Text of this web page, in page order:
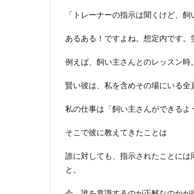
「トレーナーの指示は聞くけど、
あるある！ですよね。想定内です。
例えば、飼い主さんとのレッスン時。
賢い彼は、私を含めその場にいる全
私の仕事は「飼い主さんができるよ
そこで彼に教えてきたことは
誰に対しても、指示されたことに
と。